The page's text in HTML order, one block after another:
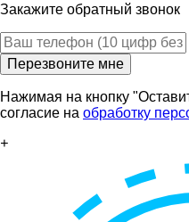
Закажите обратный звонок
Перезвоните мне
Нажимая на кнопку
согласие на обработку
+